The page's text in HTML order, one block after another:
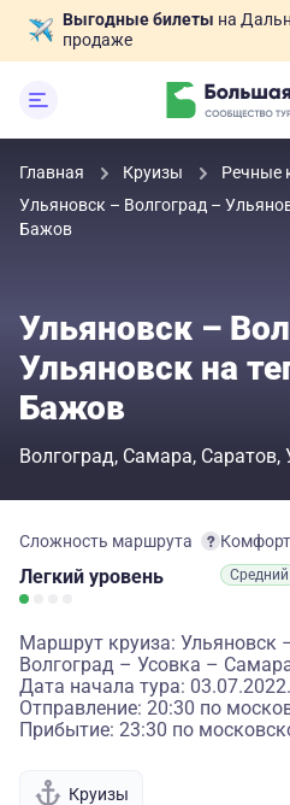
Выгодные билеты на
продаже
Главная Круизы
Речные
Ульяновск – Волгоград –
Бажов
Ульяновск –
Ульяновск на
Бажов
Волгоград Самара Саратов
Сложность маршрута
Легкий уровень
Комфорт
Средний
Маршрут круиза: Ульяновск
Волгоград – Усовка –
Дата начала тура: 03.07.2022.
Отправление: 20:30 по
Прибытие: 23:30 по
Круизы